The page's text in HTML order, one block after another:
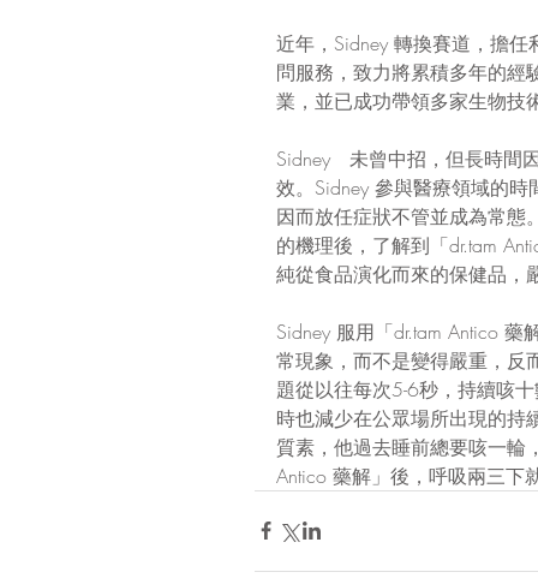
近年，Sidney 轉換賽道，擔
問服務，致力將累積多年的經
業，並已成功帶領多家生物技
Sidney　未曾中招，但長時間
效。Sidney 參與醫療領域的
因而放任症狀不管並成為常態
的機理後，了解到「dr.tam
純從食品演化而來的保健品，
Sidney 服用「dr.tam Antico
常現象，而不是變得嚴重，反
題從以往每次5-6秒，持續咳
時也減少在公眾場所出現的持
質素，他過去睡前總要咳一輪
Antico 藥解」後，呼吸兩三下